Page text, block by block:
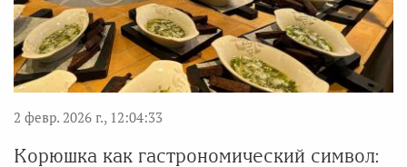
2 февр. 2026 г., 12:04:33
Корюшка как гастрономический символ: